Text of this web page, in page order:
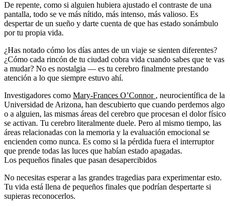
De repente, como si alguien hubiera ajustado el contraste de una
pantalla, todo se ve más nítido, más intenso, más valioso. Es
despertar de un sueño y darte cuenta de que has estado sonámbulo
por tu propia vida.
¿Has notado cómo los días antes de un viaje se sienten diferentes?
¿Cómo cada rincón de tu ciudad cobra vida cuando sabes que te vas
a mudar? No es nostalgia — es tu cerebro finalmente prestando
atención a lo que siempre estuvo ahí.
Investigadores como Mary-Frances O’Connor , neurocientífica de la
Universidad de Arizona, han descubierto que cuando perdemos algo
o a alguien, las mismas áreas del cerebro que procesan el dolor físico
se activan. Tu cerebro literalmente duele. Pero al mismo tiempo, las
áreas relacionadas con la memoria y la evaluación emocional se
encienden como nunca. Es como si la pérdida fuera el interruptor
que prende todas las luces que habían estado apagadas.
Los pequeños finales que pasan desapercibidos
No necesitas esperar a las grandes tragedias para experimentar esto.
Tu vida está llena de pequeños finales que podrían despertarte si
supieras reconocerlos.